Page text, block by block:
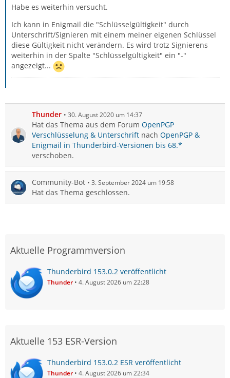
Habe es weiterhin versucht.
Ich kann in Enigmail die "Schlüsselgültigkeit" durch
Unterschrift/Signieren mit einem meiner eigenen Schlüssel
diese Gültigkeit nicht verändern. Es wird trotz Signierens
weiterhin in der Spalte "Schlüsselgültigkeit" ein "-"
angezeigt...
Thunder 30. August 2020 um 14:37
Hat das Thema aus dem Forum OpenPGP
Verschlüsselung & Unterschrift nach OpenPGP &
Enigmail in Thunderbird-Versionen bis 68.*
verschoben.
Community-Bot 3. September 2024 um 19:58
Hat das Thema geschlossen.
Aktuelle Programmversion
Thunderbird 153.0.2 veröffentlicht
Thunder 4. August 2026 um 22:28
Aktuelle 153 ESR-Version
Thunderbird 153.0.2 ESR veröffentlicht
Thunder 4. August 2026 um 22:34